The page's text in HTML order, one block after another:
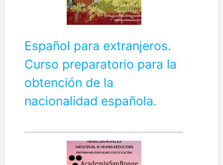
Español para extranjeros.
Curso preparatorio para la
obtención de la
nacionalidad española.